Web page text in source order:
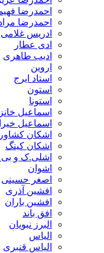
احمدرضا
احمدرضا
ادریس غلامی
ادی عطار
ادیب طاهری
اروین
استاد ایرج
استون
استونا
اسماعیل
اسماعیل
اشکان
اشکان کینگ
اشلی.ک و
اشوان
اصغر حسینی
افشین آذری
افشین باران
افق باند
البرز نبویان
الیاس
الیاس قنبرى